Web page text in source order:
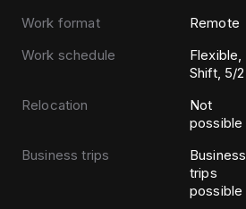
Work format
Remote
Work schedule
Flexible,
Shift, 5/2
Relocation
Not
possible
Business trips
Business
trips
possible